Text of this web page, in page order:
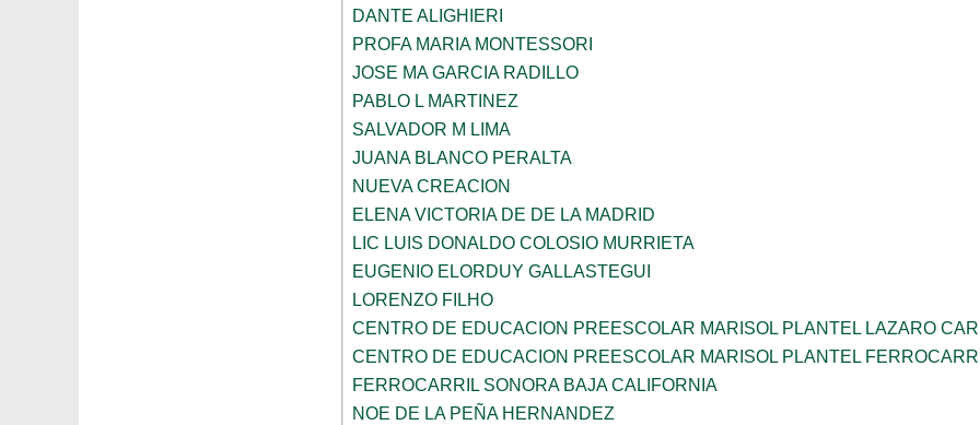
DANTE ALIGHIERI
PROFA MARIA MONTESSORI
JOSE MA GARCIA RADILLO
PABLO L MARTINEZ
SALVADOR M LIMA
JUANA BLANCO PERALTA
NUEVA CREACION
ELENA VICTORIA DE DE LA MADRID
LIC LUIS DONALDO COLOSIO MURRIETA
EUGENIO ELORDUY GALLASTEGUI
LORENZO FILHO
CENTRO DE EDUCACION PREESCOLAR MARISOL PLANTEL LAZARO
CENTRO DE EDUCACION PREESCOLAR MARISOL PLANTEL
FERROCARRIL SONORA BAJA CALIFORNIA
NOE DE LA PEÑA HERNANDEZ